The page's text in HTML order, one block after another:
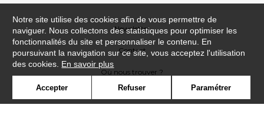
Newsletter
Contact
Où nous trouver ?
Notre site utilise des cookies afin de vous permettre de
naviguer. Nous collectons des statistiques pour optimiser les
fonctionnalités du site et personnaliser le contenu. En
poursuivant la navigation sur ce site, vous acceptez l'utilisation
des cookies. En savoir plus
Accepter Refuser Paramétrer